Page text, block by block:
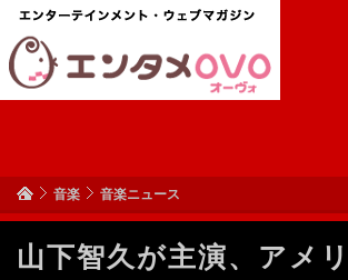
音楽 音楽ニュース
山下智久が主演、アメ